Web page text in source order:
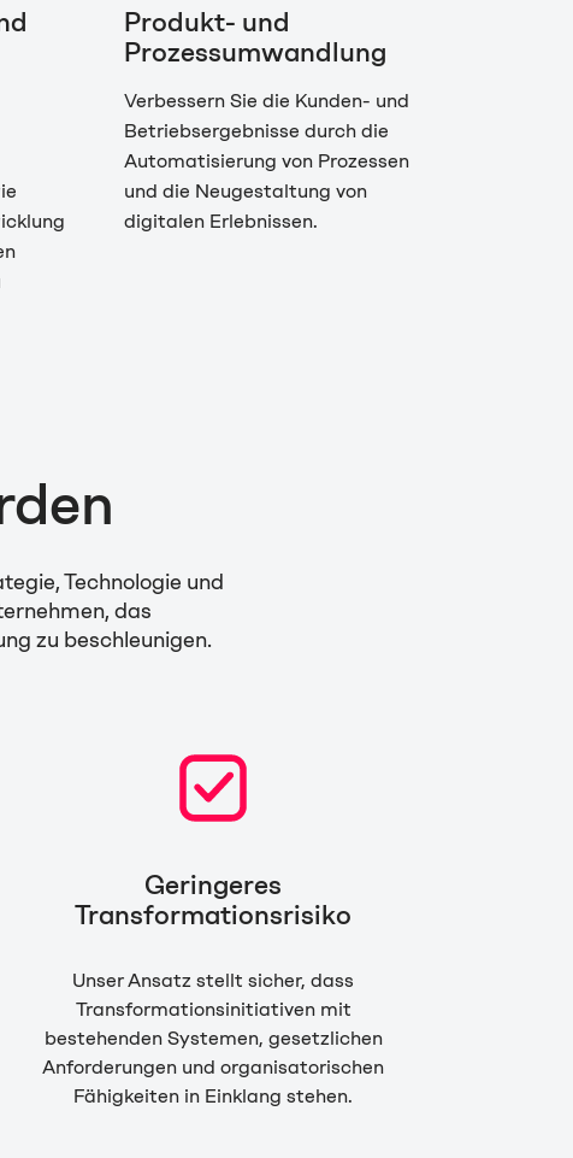
Produkt- und
Prozessumwandlung
Verbessern Sie die Kunden- und
Betriebsergebnisse durch die
Automatisierung von Prozessen
und die Neugestaltung von
digitalen Erlebnissen.
Technologie und
das
zu beschleunigen.
Geringeres
Transformationsrisiko
Unser Ansatz stellt sicher, dass
Transformationsinitiativen mit
bestehenden Systemen, gesetzlichen
Anforderungen und organisatorischen
Fähigkeiten in Einklang stehen.